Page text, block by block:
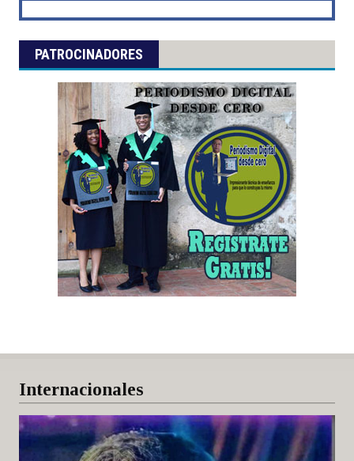
PATROCINADORES
Internacionales